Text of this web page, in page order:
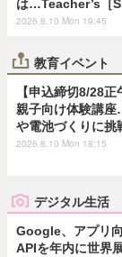
は…Teacher’s［
2026.8.10 Mon 19:45
教育イベント
【申込締切8/28
親子向け体験講
や電池づくりに挑
2026.8.10 Mon 18:15
デジタル生活
Google、アプリ
APIを年内に世界